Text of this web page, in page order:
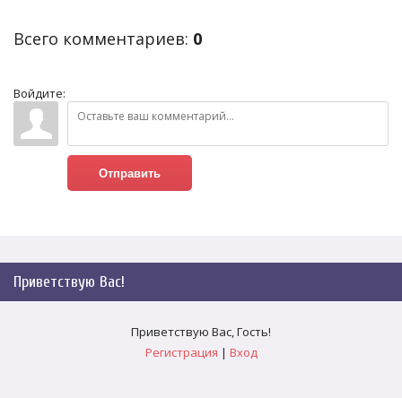
Всего комментариев: 0
Войдите:
Отправить
Приветствую Вас!
Приветствую Вас,Гость!
Регистрация | Вход